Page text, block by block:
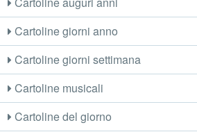
Cartoline giorni anno
Cartoline giorni settimana
Cartoline musicali
Cartoline del giorno